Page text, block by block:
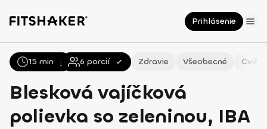
Prihlásenie
Všetky Recepty Zdravie Všeobecné
Blesková vajíčková
polievka so zeleninou, IBA
15 min 6 porcií